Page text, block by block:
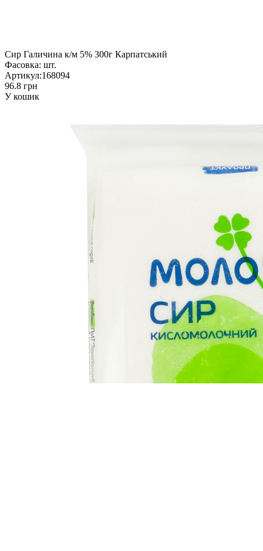
Сир Галичина к/м 5% 300г Карпатський
Фасовка: шт.
Артикул:168094
96.8 грн
У кошик